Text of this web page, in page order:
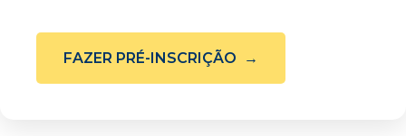
FAZER PRÉ-INSCRIÇÃO